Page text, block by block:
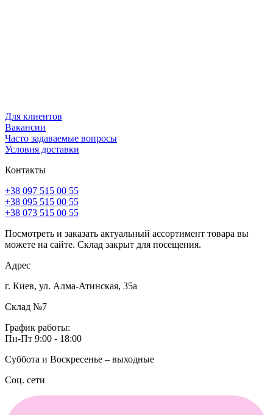
Для клиентов
Вакансии
Часто задаваемые вопросы
Условия доставки
Контакты
+38 097 515 00 55
+38 095 515 00 55
+38 073 515 00 55
Посмотреть и заказать актуальный ассортимент товара вы
можете на сайте. Склад закрыт для посещения.
Адрес
г. Киев, ул. Алма-Атинская, 35а
Склад №7
График работы:
Пн-Пт 9:00 - 18:00
Суббота и Воскресенье – выходные
Соц. сети